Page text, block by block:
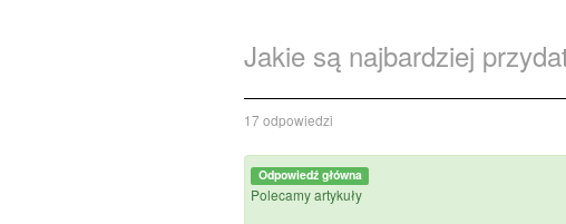
Jakie są najbardziej
17 odpowiedzi
Odpowiedź główna
Polecamy artykuły